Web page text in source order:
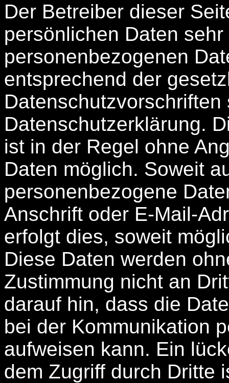
Der Betreiber dieser
persönlichen Daten
personenbezogenen
entsprechend der
Datenschutzvorschriften
Datenschutzerklärung.
ist in der Regel ohne
Daten möglich. Soweit
personenbezogene
Anschrift oder E-Mail-
erfolgt dies, soweit
Diese Daten werden
Zustimmung nicht an
darauf hin, dass die
bei der Kommunikation
aufweisen kann. Ein
dem Zugriff durch Dritte